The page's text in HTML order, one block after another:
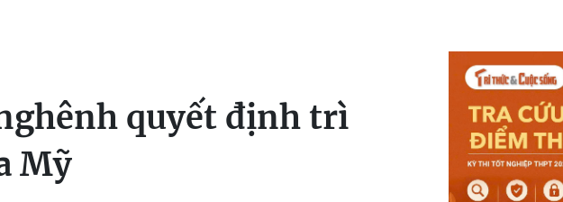
quyết định trì
Mỹ